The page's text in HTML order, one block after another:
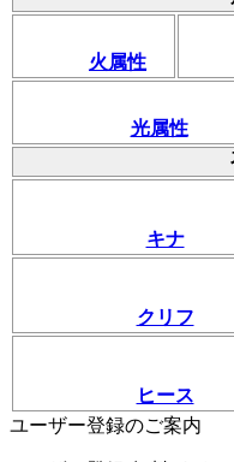
火属性
光属性
キナ
クリフ
ヒース
ユーザー登録のご案内